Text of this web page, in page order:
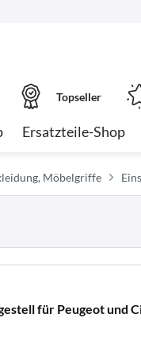
Topseller
Ersatzteile-Shop
Möbelgriffe
für Peugeot und